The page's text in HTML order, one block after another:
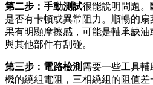
第二步：手動測試很能說明問題
是否有卡頓或異常阻力。順暢的
果有明顯摩擦感，可能是軸承缺
與其他部件有刮碰。
第三步：電路檢測 需要一些工具
機的繞組電阻，三相繞組的阻值